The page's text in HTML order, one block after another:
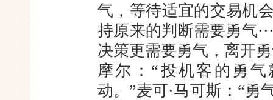
气，等待适宜的交易机
持原来的判断需要勇气
决策更需要勇气，离开
摩尔：“投机客的勇
动。”麦可·马可斯：“勇